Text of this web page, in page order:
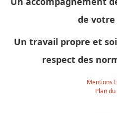
de
Un travail propre et
respect des
Mentions
Plan